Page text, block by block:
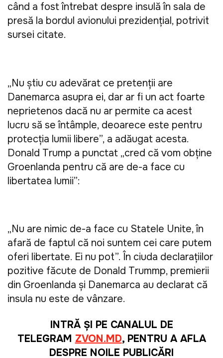
când a fost întrebat despre insulă în sala de
presă la bordul avionului prezidenţial, potrivit
sursei citate.
„Nu ştiu cu adevărat ce pretenţii are
Danemarca asupra ei, dar ar fi un act foarte
neprietenos dacă nu ar permite ca acest
lucru să se întâmple, deoarece este pentru
protecţia lumii libere”, a adăugat acesta.
Donald Trump a punctat „cred că vom obține
Groenlanda pentru că are de-a face cu
libertatea lumii”:
„Nu are nimic de-a face cu Statele Unite, în
afară de faptul că noi suntem cei care putem
oferi libertate. Ei nu pot”. În ciuda declarațiilor
pozitive făcute de Donald Trummp, premierii
din Groenlanda și Danemarca au declarat că
insula nu este de vânzare.
INTRĂ ȘI PE CANALUL DE
TELEGRAM ZVON.MD, PENTRU A AFLA
DESPRE NOILE PUBLICĂRI